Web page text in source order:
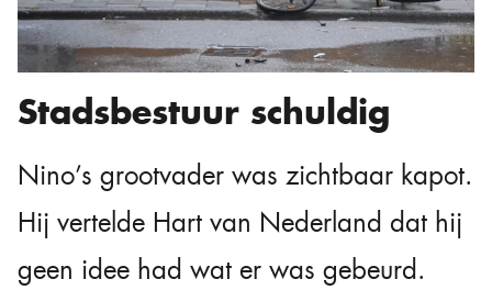
Stadsbestuur schuldig
Nino’s grootvader was zichtbaar kapot.
Hij vertelde Hart van Nederland dat hij
geen idee had wat er was gebeurd.